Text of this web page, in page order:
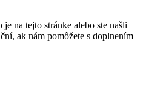
na tejto stránke alebo ste našli
ak nám pomôžete s doplnením